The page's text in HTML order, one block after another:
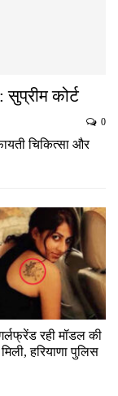
कोर्ट
0
चिकित्सा और
रही मॉडल की
हरियाणा पुलिस